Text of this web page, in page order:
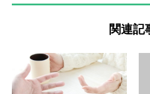
関連記